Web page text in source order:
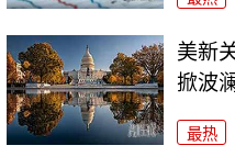
美新
掀波澜
最热